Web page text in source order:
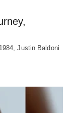
Justin Baldoni